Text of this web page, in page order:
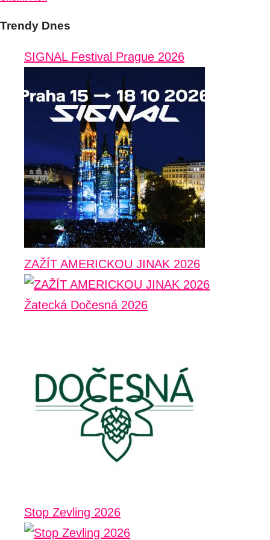
Trendy Dnes
SIGNAL Festival Prague 2026
ZAŽÍT AMERICKOU JINAK 2026
Žatecká Dočesná 2026
Stop Zevling 2026